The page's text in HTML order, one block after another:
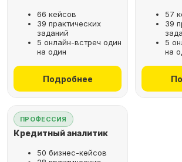
66 кейсов
39 практических
заданий
5 онлайн-встреч один
на один
Подробнее
57
39
5
на
ПРОФЕССИЯ
Кредитный аналитик
50 бизнес-кейсов
оптимальную программу для
Оставьте заявку
на бесплатную
консультацию